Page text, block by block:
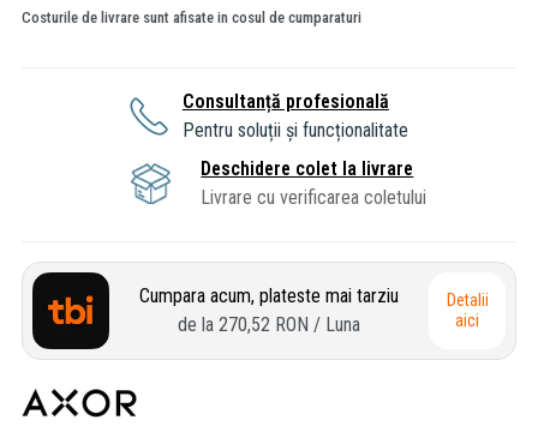
Costurile de livrare sunt afisate in cosul de cumparaturi
Consultanță profesională
Pentru soluții și funcționalitate
Deschidere colet la livrare
Livrare cu verificarea coletului
Cumpara acum, plateste mai tarziu
de la 270,52 RON / Luna
Detalii
aici